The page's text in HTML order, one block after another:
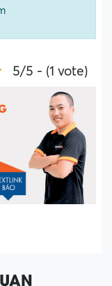
5/5 - (1 vote)